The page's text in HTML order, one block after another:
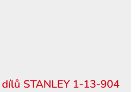
STANLEY 1-13-904